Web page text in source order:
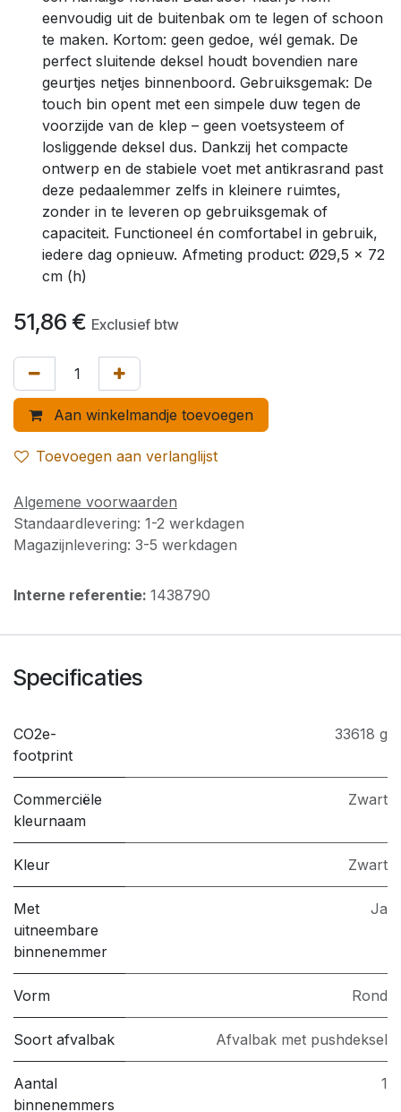
eenvoudig uit de buitenbak om te legen of schoon
te maken. Kortom: geen gedoe, wél gemak. De
perfect sluitende deksel houdt bovendien nare
geurtjes netjes binnenboord. Gebruiksgemak: De
touch bin opent met een simpele duw tegen de
voorzijde van de klep – geen voetsysteem of
losliggende deksel dus. Dankzij het compacte
ontwerp en de stabiele voet met antikrasrand past
deze pedaalemmer zelfs in kleinere ruimtes,
zonder in te leveren op gebruiksgemak of
capaciteit. Functioneel én comfortabel in gebruik,
iedere dag opnieuw. Afmeting product: Ø29,5 x 72
cm (h)
51,86 € Exclusief btw
Aan winkelmandje toevoegen
Toevoegen aan verlanglijst
Algemene voorwaarden
Standaardlevering: 1-2 werkdagen
Magazijnlevering: 3-5 werkdagen
Interne referentie: 1438790
Specificaties
CO2e-
footprint
33618 g
Commerciële
kleurnaam
Zwart
Kleur Zwart
Met
uitneembare
binnenemmer
Ja
Vorm Rond
Soort afvalbak Afvalbak met pushdeksel
Aantal
binnenemmers
1